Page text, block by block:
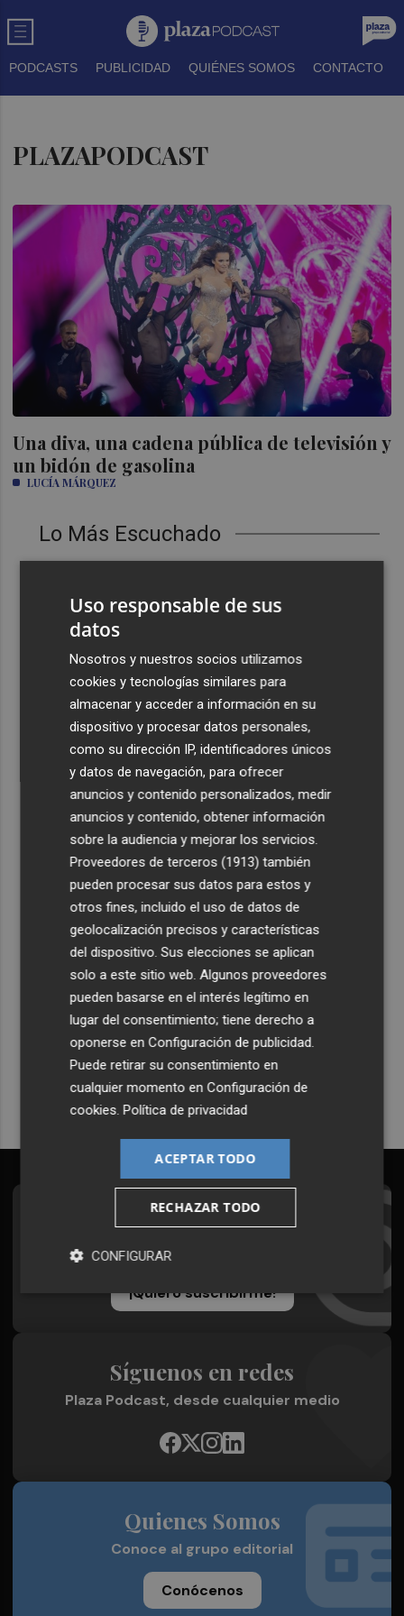
PODCASTS PUBLICIDAD QUIÉNES SOMOS CONTACTO
PLAZAPODCAST
Una diva, una cadena pública de televisión y
un bidón de gasolina
LUCÍA MÁRQUEZ
Lo Más Escuchado
Burriana impulsa una asistencia para completar el PAI
de 15 años
Simó destaca el impulso del Gobierno al alquiler
asequible en Castelló frente "a los pisos de 200.000
euros de Carrasco"
Castelló adjudica a Civicons por 600.500 euros las
obras de reforma de la tenencia de alcaldía sur
Castelló acelera el montaje de la infraestructura en las
playas y el Planetari del eclipse para convertirlo en "un
evento histórico"
Recibe toda la actualidad de
Plaza Podcast en tu correo
Quiero suscribirme
Suscríbete al Boletín
Todos los días a primera hora en tu email
¡Quiero suscribirme!
Síguenos en redes
Plaza Podcast, desde cualquier medio
Quienes Somos
Conoce al grupo editorial
Conócenos
Uso responsable de sus
datos
Nosotros y nuestros socios utilizamos
cookies y tecnologías similares para
almacenar y acceder a información en su
dispositivo y procesar datos personales,
como su dirección IP, identificadores únicos
y datos de navegación, para ofrecer
anuncios y contenido personalizados, medir
anuncios y contenido, obtener información
sobre la audiencia y mejorar los servicios.
Proveedores de terceros (1913) también
pueden procesar sus datos para estos y
otros fines, incluido el uso de datos de
geolocalización precisos y características
del dispositivo. Sus elecciones se aplican
solo a este sitio web. Algunos proveedores
pueden basarse en el interés legítimo en
lugar del consentimiento; tiene derecho a
oponerse enConfiguración de publicidad
Puede retirar su consentimiento en
cualquier momento enConfiguración de
cookies .Política de privacidad
ACEPTAR TODO
RECHAZAR TODO
CONFIGURAR